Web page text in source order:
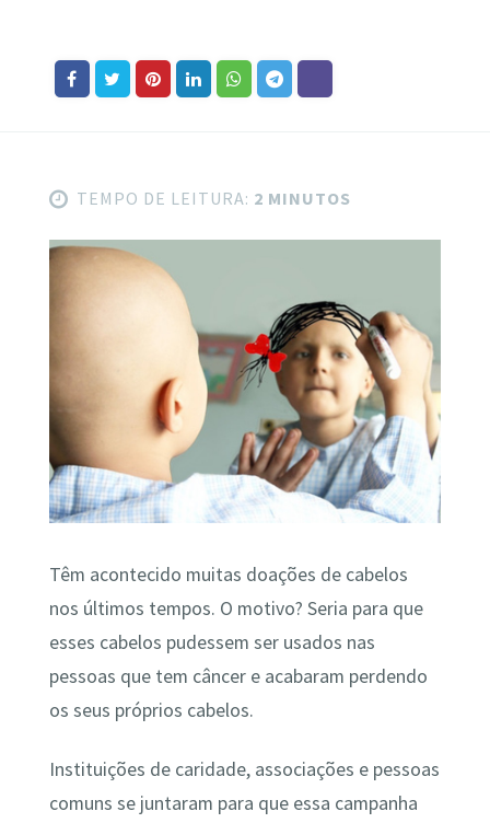
TEMPO DE LEITURA: 2 MINUTOS
Têm acontecido muitas doações de cabelos
nos últimos tempos. O motivo? Seria para que
esses cabelos pudessem ser usados nas
pessoas que tem câncer e acabaram perdendo
os seus próprios cabelos.
Instituições de caridade, associações e pessoas
comuns se juntaram para que essa campanha